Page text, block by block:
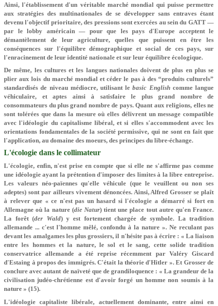
Ainsi, l'établissement d'un véritable marché mondial qui puisse permettre
aux stratégies des multinationales de se développer sans entraves étant
devenu l'objectif prioritaire, des pressions sont exercées au sein du GATT —
par le lobby américain — pour que les pays d'Europe acceptent le
démantèlement de leur agriculture, quelles que puissent en être les
conséquences sur l'équilibre démographique et social de ces pays, sur
l'enracinement de leur identité nationale et sur leur équilibre écologique.
De même, les cultures et les langues nationales doivent de plus en plus se
plier aux lois du marché mondial et céder le pas à des “produits culturels”
standardisés de niveau médiocre, utilisant lebasic Englishcomme langue
véhiculaire, et aptes ainsi à satisfaire le plus grand nombre de
consommateurs du plus grand nombre de pays. Quant aux religions, elles ne
sont tolérées que dans la mesure où elles délivrent un message compatible
avec l'idéologie du capitalisme libéral, et si elles s'accommodent avec les
orientations fondamentales de la société permissive, qui ne sont en fait que
l'application, au domaine des moeurs, des principes du libre-échange.
L'écologie dans le collimateur
L'écologie, enfin, n'est prise en compte que si elle ne s'affirme pas comme
une idéologie ayant la prétention d'imposer des limites à la libre entreprise.
Les valeurs néo-païennes qu'elle véhicule (que le veuillent ou non ses
adeptes) sont par ailleurs vivement dénoncées. Ainsi, Alfred Grosser se plaît
à relever que « ce n'est pas un hasard si l'écologie a démarré si fort en
Allemagne où la nature (die Natur) tient une place tout autre qu'en France.
La forêt (der Wald) y est fortement chargée de symbole. La tradition
allemande ... c'est l'homme mêlé, confondu à la nature ». Ne reculant pas
devant les amalgames les plus grossiers, il n'hésite pas à écrire : « La liaison
entre les hommes et la nature, le sol et le sang, cette solide tradition
conservatrice allemande a été reprise récemment par Valéry Giscard
d'Estaing à propos des immigrés. C'était la théorie d'Hitler ». Et Grosser de
conclure avec autant de naïveté que de grandiloquence : « La grandeur de la
civilisation judéo-chrétienne est d'avoir forgé un homme non soumis à la
nature » (15).
L'idéologie capitaliste libérale, actuellement dominante, entre ainsi en